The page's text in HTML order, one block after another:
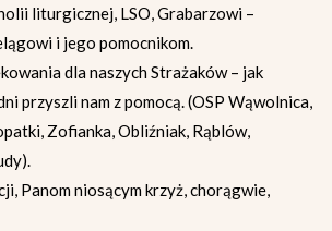
liturgicznej, LSO, Grabarzowi –
i jego pomocnikom.
dla naszych Strażaków – jak
przyszli nam z pomocą. (OSP Wąwolnica,
Zofianka, Obliźniak, Rąblów,
Panom niosącym krzyż, chorągwie,